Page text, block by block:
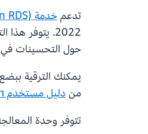
تدعمخدمة Amazon Relational Database Service (Amazon RDS) المخصصة لـ SQL Server
حول التحسينات
مندليل مستخدم Amazon RDS Custom
تتوفر وحدة